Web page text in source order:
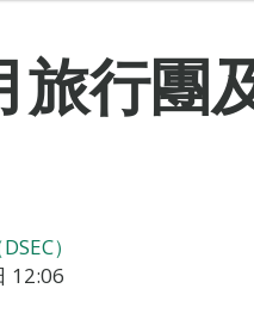
旅行團
）
12:06